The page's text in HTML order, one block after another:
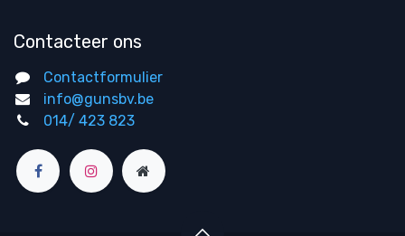
Contacteer ons
Contactformulier
info@gunsbv.be
014/ 423 823